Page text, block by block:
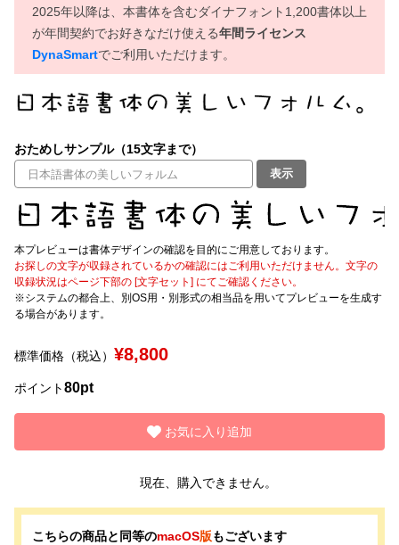
お問い合わせ
太さ・ウェイト
セット or 単体
価格帯
〜
リセット
2025年以降は、本書体を含むダイナフォント1,200書体以上
が年間契約でお好きなだけ使える年間ライセンス
DynaSmartでご利用いただけます。
おためしサンプル（15文字まで）
表示
本プレビューは書体デザインの確認を目的にご用意しております。
お探しの文字が収録されているかの確認にはご利用いただけません。文字の
収録状況はページ下部の [文字セット] にてご確認ください。
※システムの都合上、別OS用・別形式の相当品を用いてプレビューを生成す
る場合があります。
標準価格（税込） ¥8,800
ポイント80pt
お気に入り追加
現在、購入できません。
こちらの商品と同等のmacOS版もございます